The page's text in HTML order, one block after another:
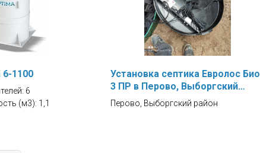
6-1100
6
(м3): 1,1
Установка септика Евролос Био
3 ПР в Перово, Выборгский
район
Перово, Выборгский район